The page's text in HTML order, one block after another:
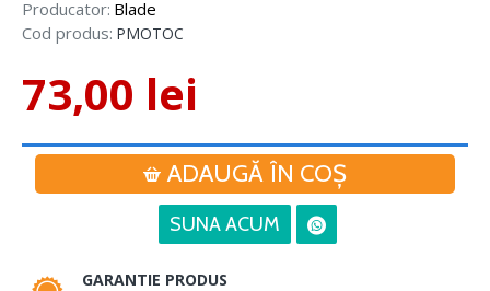
Producator: Blade
Cod produs: PMOTOC
73,00 lei
ADAUGĂ ÎN COŞ
SUNA ACUM
GARANTIE PRODUS